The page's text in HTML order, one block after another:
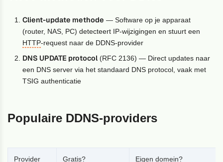
Client-update methode — Software op je apparaat
(router, NAS, PC) detecteert IP-wijzigingen en stuurt een
HTTP-request naar de DDNS-provider
DNS UPDATE protocol (RFC 2136) — Direct updates naar
een DNS server via het standaard DNS protocol, vaak met
TSIG authenticatie
Populaire DDNS-providers
Provider Gratis? Eigen domein?